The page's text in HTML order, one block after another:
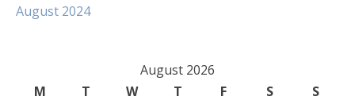
August 2024
August 2026
M
T W T F S
S